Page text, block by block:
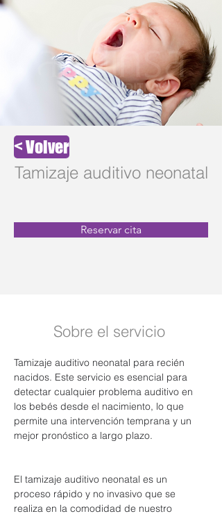
< Volver
Tamizaje auditivo neonatal
Reservar cita
Sobre el servicio
Tamizaje auditivo neonatal para recién
nacidos. Este servicio es esencial para
detectar cualquier problema auditivo en
los bebés desde el nacimiento, lo que
permite una intervención temprana y un
mejor pronóstico a largo plazo.
El tamizaje auditivo neonatal es un
proceso rápido y no invasivo que se
realiza en la comodidad de nuestro